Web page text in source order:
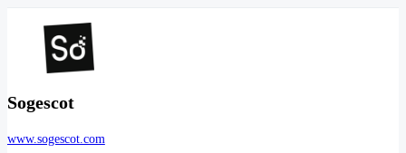
Sogescot
www.sogescot.com